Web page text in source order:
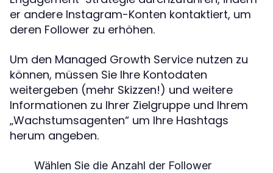
er andere Instagram-Konten kontaktiert, um
deren Follower zu erhöhen.
Um den Managed Growth Service nutzen zu
können, müssen Sie Ihre Kontodaten
weitergeben (mehr Skizzen!) und weitere
Informationen zu Ihrer Zielgruppe und Ihrem
„Wachstumsagenten“ um Ihre Hashtags
herum angeben.
Wählen Sie die Anzahl der Follower